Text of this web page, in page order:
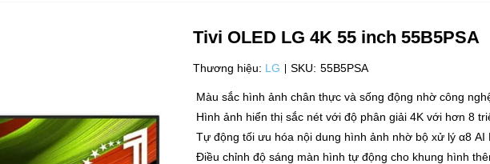
Tivi OLED LG 4K 55 inch 55B5PSA
Thương hiệu: LG SKU: 55B5PSA
Màu sắc hình ảnh chân thực và sống động nhờ công
Hình ảnh hiển thị sắc nét với độ phân giải 4K với hơn 8
Tự động tối ưu hóa nội dung hình ảnh nhờ bộ xử lý α8 AI
Điều chỉnh độ sáng màn hình tự động cho khung hình